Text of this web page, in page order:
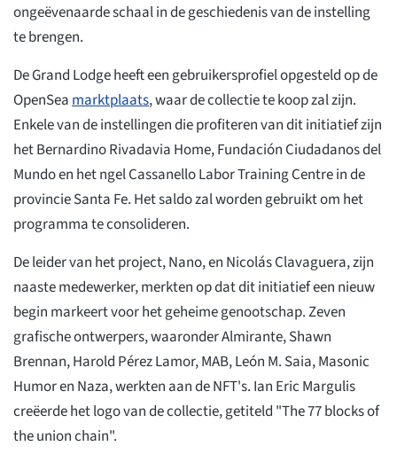
ongeëvenaarde schaal in de geschiedenis van de instelling
te brengen.
De Grand Lodge heeft een gebruikersprofiel opgesteld op de
OpenSea marktplaats, waar de collectie te koop zal zijn.
Enkele van de instellingen die profiteren van dit initiatief zijn
het Bernardino Rivadavia Home, Fundación Ciudadanos del
Mundo en het ngel Cassanello Labor Training Centre in de
provincie Santa Fe. Het saldo zal worden gebruikt om het
programma te consolideren.
De leider van het project, Nano, en Nicolás Clavaguera, zijn
naaste medewerker, merkten op dat dit initiatief een nieuw
begin markeert voor het geheime genootschap. Zeven
grafische ontwerpers, waaronder Almirante, Shawn
Brennan, Harold Pérez Lamor, MAB, León M. Saia, Masonic
Humor en Naza, werkten aan de NFT's. Ian Eric Margulis
creëerde het logo van de collectie, getiteld "The 77 blocks of
the union chain".